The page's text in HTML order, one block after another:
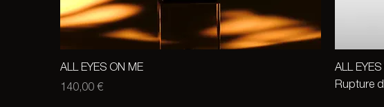
ALL EYES ON ME
Prix
140,00 €
ALL
Rupture